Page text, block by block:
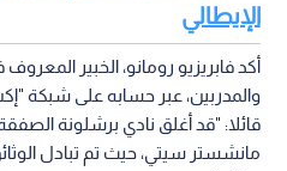
الإيطالي
أكد فابريزيو رومانو، الخبير
والمدربين، عبر حسابه على شبكة
قائلا: "قد أغلق نادي برشلونة
مانشستر سيتي، حيث تم تبادل